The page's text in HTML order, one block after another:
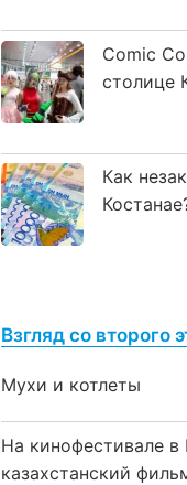
Comic
столице
Как
Взгляд со второго
Мухи и котлеты
На кинофестивале в
казахстанский